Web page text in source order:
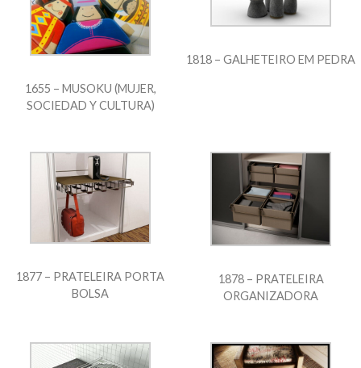
1655 – MUSOKU (MUJER,
SOCIEDAD Y CULTURA)
1818 – GALHETEIRO EM PEDRA
1877 – PRATELEIRA PORTA
BOLSA
1878 – PRATELEIRA
ORGANIZADORA